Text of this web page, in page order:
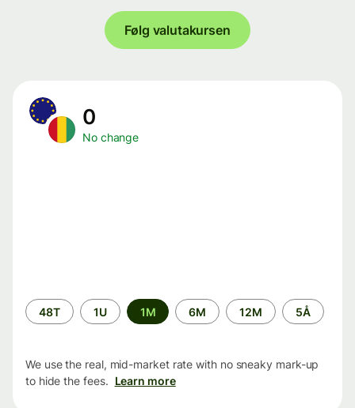
Følg valutakursen
0
No change
Time
period
48T 1U 1M 6M 12M 5Å
We use the real, mid-market rate with no sneaky mark-up
to hide the fees. Learn more